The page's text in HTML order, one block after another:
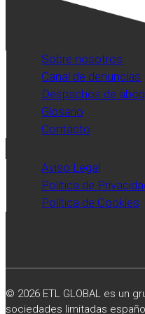
Sobre nosotros
Canal de denuncias
Despachos de
Glosario
Contacto
Aviso Legal
Política de
Política de Cookies
© 2026 ETL GLOBAL es un
sociedades limitadas